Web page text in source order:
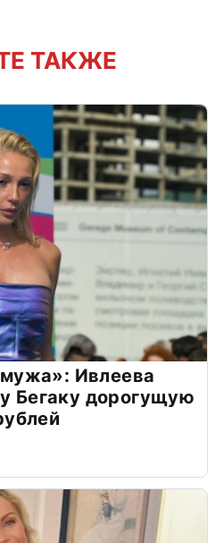
ТАКЖЕ
Ивлеева
Бегаку дорогущую